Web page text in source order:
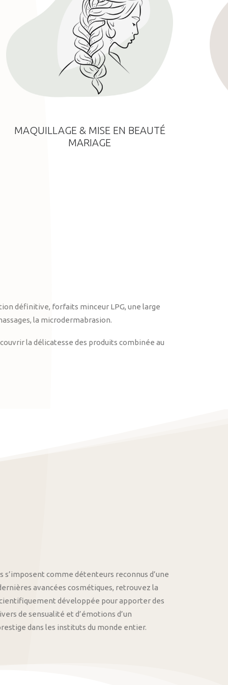
MAQUILLAGE & MISE EN BEAUTÉ
MARIAGE
définitive, forfaits minceur LPG, une large
la microdermabrasion.
la délicatesse des produits combinée au
s’imposent comme détenteurs reconnus d’une
avancées cosmétiques, retrouvez la
développée pour apporter des
de sensualité et d’émotions d’un
dans les instituts du monde entier.